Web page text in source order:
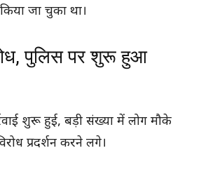
जा चुका था।
पुलिस पर शुरू हुआ
शुरू हुई, बड़ी संख्या में लोग मौके
प्रदर्शन करने लगे।